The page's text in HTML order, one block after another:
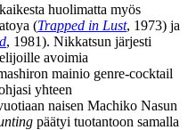
huolimatta myös
(Trapped in Lust, 1973) ja
, 1981). Nikkatsun järjesti
avoimia
mainio genre-cocktail
yhteen
naisen Machiko Nasun
päätyi tuotantoon samalla